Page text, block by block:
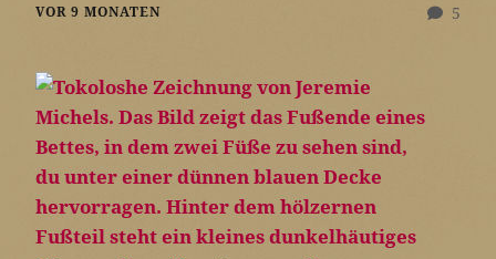
5
VOR 9 MONATEN